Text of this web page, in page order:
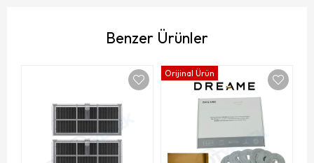
Benzer Ürünler
Orijinal Ürün